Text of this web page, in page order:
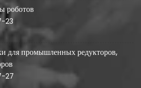
роботов
23
для промышленных редукторов,
27